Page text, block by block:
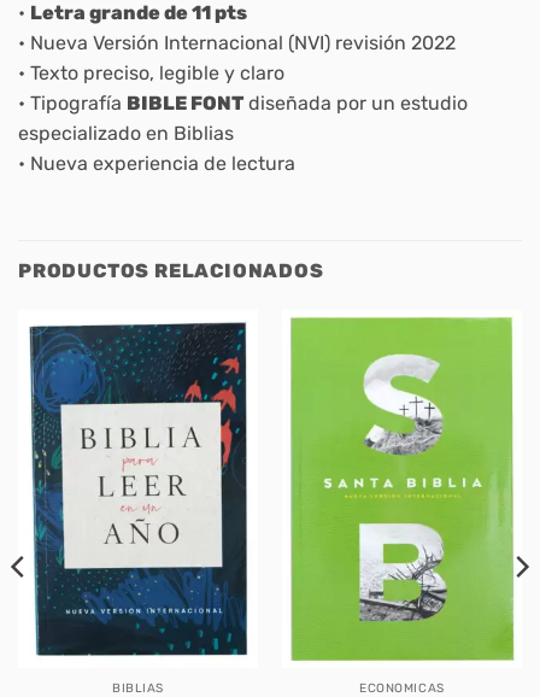
• Letra grande de 11 pts
• Nueva Versión Internacional (NVI) revisión 2022
• Texto preciso, legible y claro
• Tipografía BIBLE FONT diseñada por un estudio
especializado en Biblias
• Nueva experiencia de lectura
PRODUCTOS RELACIONADOS
BIBLIAS ECONOMICAS